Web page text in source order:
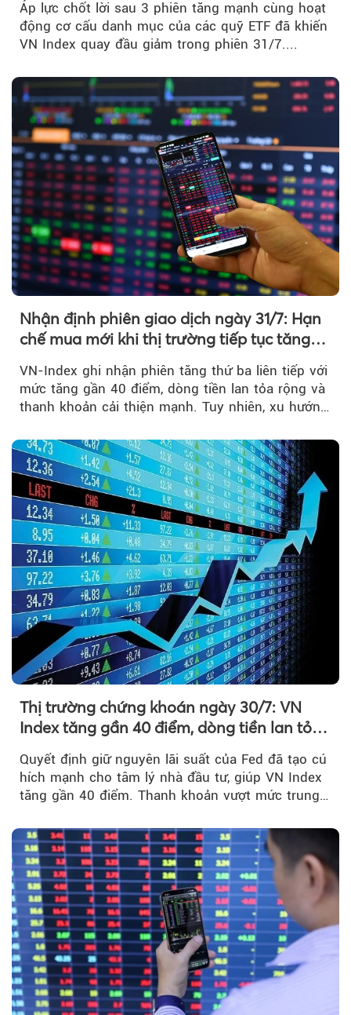
Áp lực chốt lời sau 3 phiên tăng mạnh cùng hoạt
động cơ cấu danh mục của các quỹ ETF đã khiến
VN Index quay đầu giảm trong phiên 31/7....
Nhận định phiên giao dịch ngày 31/7: Hạn
chế mua mới khi thị trường tiếp tục tăng
VN-Index ghi nhận phiên tăng thứ ba liên tiếp với
mức tăng gần 40 điểm, dòng tiền lan tỏa rộng và
thanh khoản cải thiện mạnh. Tuy nhiên, xu hướng
Thị trường chứng khoán ngày 30/7: VN
Index tăng gần 40 điểm, dòng tiền lan tỏa
mạnh sau tín hiệu tích cực từ Fed
Quyết định giữ nguyên lãi suất của Fed đã tạo cú
hích mạnh cho tâm lý nhà đầu tư, giúp VN Index
tăng gần 40 điểm. Thanh khoản vượt mức trung